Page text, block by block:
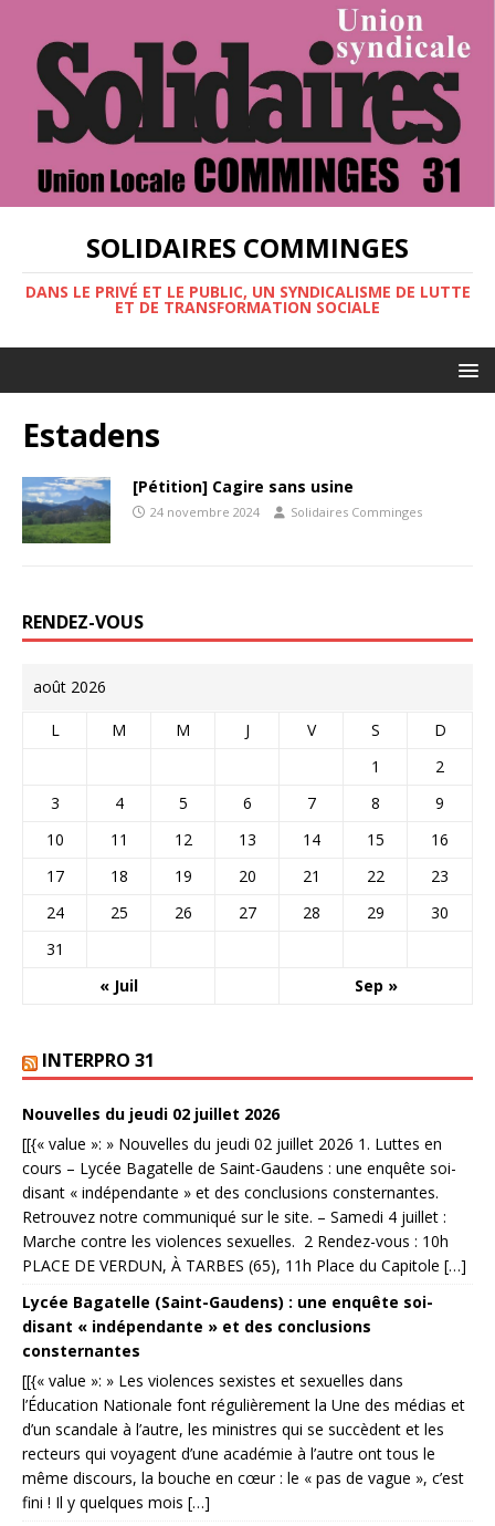
SOLIDAIRES COMMINGES
DANS LE PRIVÉ ET LE PUBLIC, UN SYNDICALISME DE LUTTE
ET DE TRANSFORMATION SOCIALE
Estadens
[Pétition] Cagire sans usine
24 novembre 2024 Solidaires Comminges
RENDEZ-VOUS
août 2026
L M M J V S
D
1
2
3
4 5 6 7 8
9
10
11 12 13 14 15
16
17
18 19 20 21 22
23
24
25 26 27 28 29
30
31
« Juil
Sep »
INTERPRO 31
Nouvelles du jeudi 02 juillet 2026
[[{« value »: » Nouvelles du jeudi 02 juillet 2026 1. Luttes en
cours – Lycée Bagatelle de Saint-Gaudens : une enquête soi-
disant « indépendante » et des conclusions consternantes.
Retrouvez notre communiqué sur le site. – Samedi 4 juillet :
Marche contre les violences sexuelles. 2 Rendez-vous : 10h
PLACE DE VERDUN, À TARBES (65), 11h Place du Capitole […]
Lycée Bagatelle (Saint-Gaudens) : une enquête soi-
disant « indépendante » et des conclusions
consternantes
[[{« value »: » Les violences sexistes et sexuelles dans
l’Éducation Nationale font régulièrement la Une des médias et
d’un scandale à l’autre, les ministres qui se succèdent et les
recteurs qui voyagent d’une académie à l’autre ont tous le
même discours, la bouche en cœur : le « pas de vague », c’est
fini ! Il y quelques mois […]